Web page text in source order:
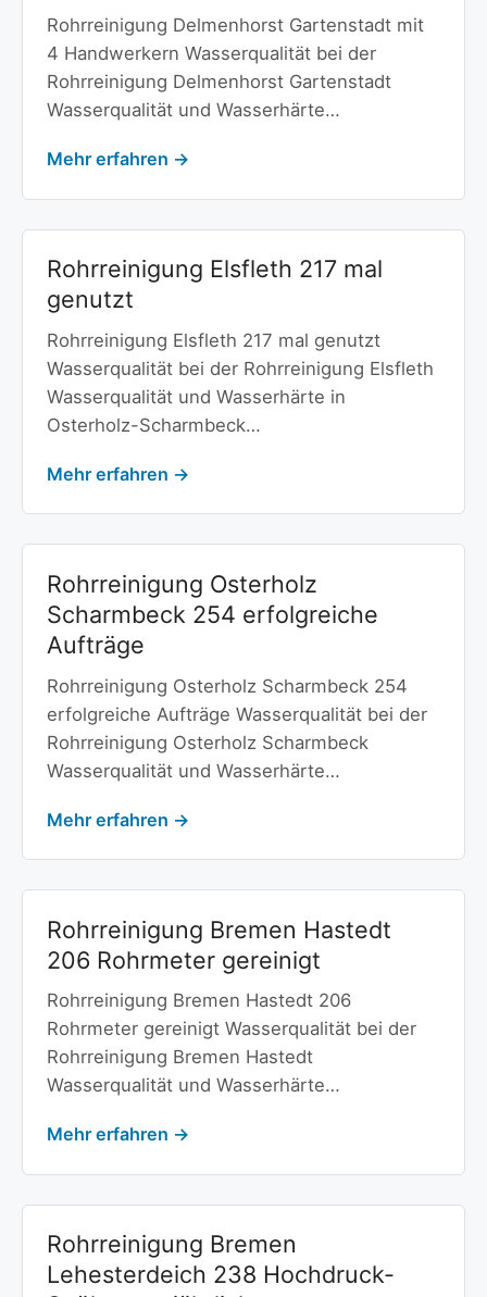
Rohrreinigung Delmenhorst Gartenstadt mit
4 Handwerkern Wasserqualität bei der
Rohrreinigung Delmenhorst Gartenstadt
Wasserqualität und Wasserhärte…
Mehr erfahren →
Rohrreinigung Elsfleth 217 mal
genutzt
Rohrreinigung Elsfleth 217 mal genutzt
Wasserqualität bei der Rohrreinigung Elsfleth
Wasserqualität und Wasserhärte in
Osterholz-Scharmbeck…
Mehr erfahren →
Rohrreinigung Osterholz
Scharmbeck 254 erfolgreiche
Aufträge
Rohrreinigung Osterholz Scharmbeck 254
erfolgreiche Aufträge Wasserqualität bei der
Rohrreinigung Osterholz Scharmbeck
Wasserqualität und Wasserhärte…
Mehr erfahren →
Rohrreinigung Bremen Hastedt
206 Rohrmeter gereinigt
Rohrreinigung Bremen Hastedt 206
Rohrmeter gereinigt Wasserqualität bei der
Rohrreinigung Bremen Hastedt
Wasserqualität und Wasserhärte…
Mehr erfahren →
Rohrreinigung Bremen
Lehesterdeich 238 Hochdruck-